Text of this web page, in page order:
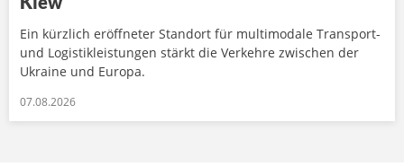
Ein kürzlich eröffneter Standort für multimodale Transport-
und Logistikleistungen stärkt die Verkehre zwischen der
Ukraine und Europa.
07.08.2026